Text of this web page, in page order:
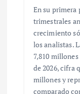
En su primera
trimestrales
crecimiento
los analistas.
7,810
de 2026, cifra
millones y
comparado